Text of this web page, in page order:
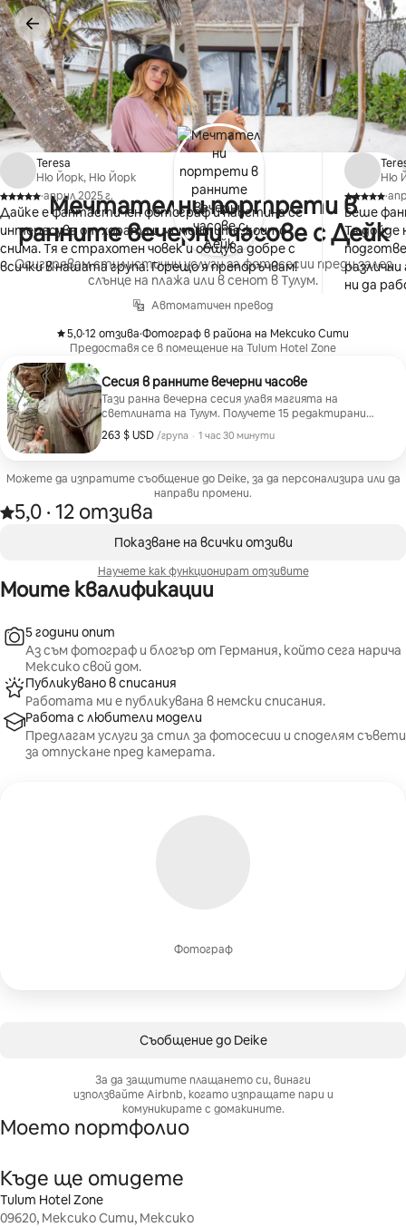
Пропускане
към
съдържанието
Мечтателни портрети в
ранните вечерни часове с Дейк
Осигурявам стилистични услуги за фотосесии преди залез
слънце на плажа или в сенот в Тулум.
Автоматичен превод
5,0
,
·12 отзива
, ·Фотограф в района на Мексико Сити
Предоставя се в помещение на Tulum Hotel Zone
Сесия в ранните вечерни часове
Тази ранна вечерна сесия улавя магията на
светлината на Тулум. Получете 15 редактирани
снимки на тема йога, двойки, бебета или социални
мрежи. Можете да резервирате и за изгрев
263 $ USD /група
263 $ USD за група
, · 1 час 30 минути
Можете да изпратите съобщение до Deike, за да персонализира или да
направи промени.
5,0 от 5 звезди от 12 отзива
5,0
, · 12 отзива
Показване на 0 от 0 елемента
Teresa
Ню Йорк, Ню Йорк
,
·април 2025 г.
Дайке е фантастичен фотограф и наистина се
интересува от хората и моментите, които
снима. Тя е страхотен човек и общува добре с
всички в нашата група. Горещо я препоръчвам!
Ню
,
·
Беше
Тя
различни
ни да
Показване на всички отзиви
Научете как функционират отзивите
Моите квалификации
Фотограф
5 години опит
Аз съм фотограф и блогър от Германия, който сега нарича
Мексико свой дом.
Публикувано в списания
Работата ми е публикувана в немски списания.
Работа с любители модели
Предлагам услуги за стил за фотосесии и споделям съвети
за отпускане пред камерата.
Съобщение до Deike
За да защитите плащането си, винаги
използвайте Airbnb, когато изпращате пари и
комуникирате с домакините.
Моето портфолио
Къде ще отидете
Tulum Hotel Zone
09620, Мексико Сити, Мексико